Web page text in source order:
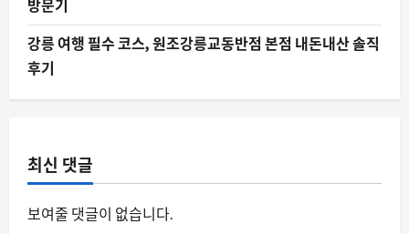
방문기
강릉 여행 필수 코스, 원조강릉교동반점 본점 내돈내산 솔직
후기
최신 댓글
보여줄 댓글이 없습니다.